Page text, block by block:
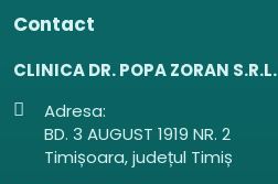
Contact
CLINICA DR. POPA ZORAN S.R.L.
Adresa:
BD. 3 AUGUST 1919 NR. 2
Timișoara, județul Timiș